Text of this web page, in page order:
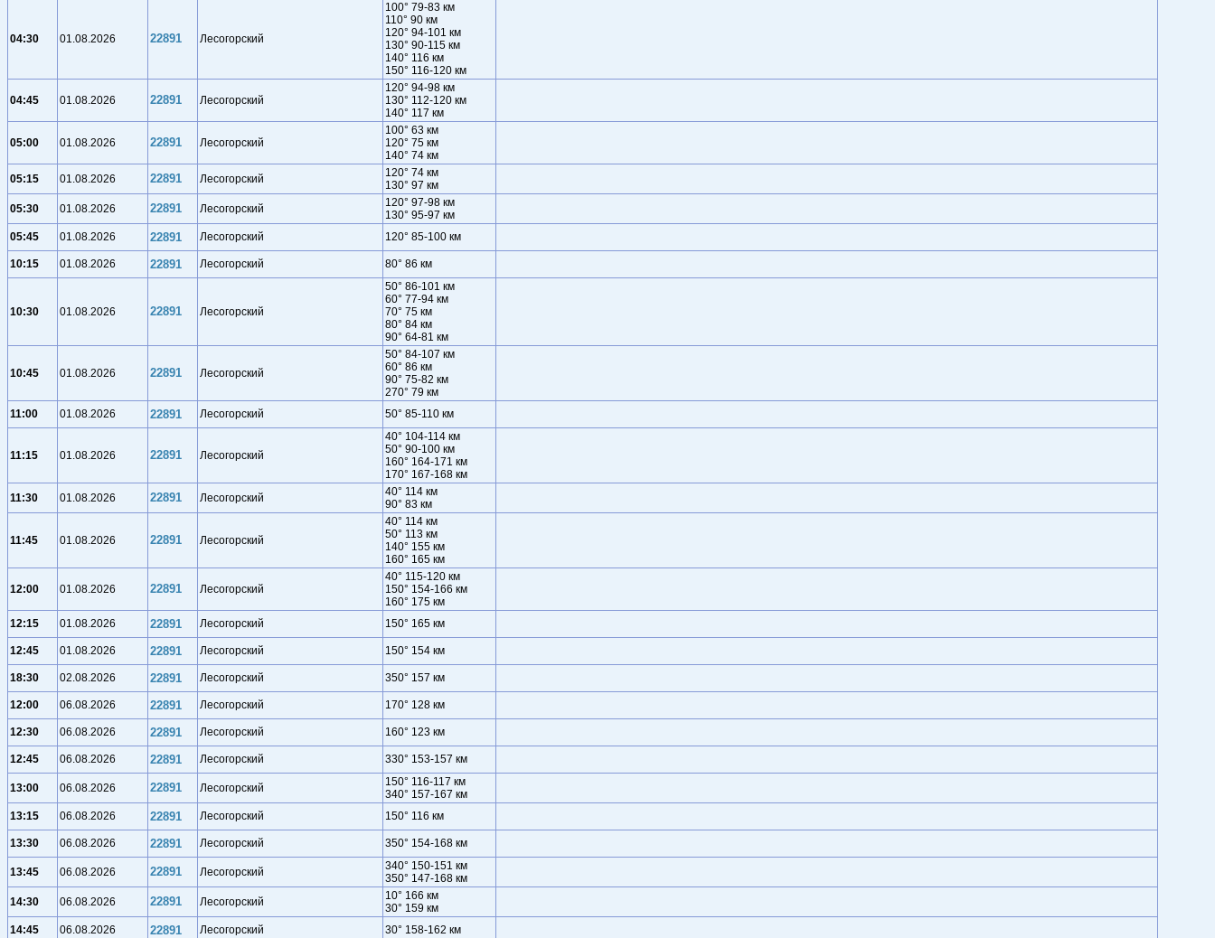
04:30 01.08.2026 22891 Лесогорский
100° 79-83 км
110° 90 км
120° 94-101 км
130° 90-115 км
140° 116 км
150° 116-120 км
04:45 01.08.2026 22891 Лесогорский
120° 94-98 км
130° 112-120 км
140° 117 км
05:00 01.08.2026 22891 Лесогорский
100° 63 км
120° 75 км
140° 74 км
05:15
01.08.2026 22891 Лесогорский
120° 74 км
130° 97 км
05:30
01.08.2026 22891 Лесогорский
120° 97-98 км
130° 95-97 км
05:45
01.08.2026 22891 Лесогорский 120° 85-100 км
10:15 01.08.2026 22891 Лесогорский 80° 86 км
10:30 01.08.2026 22891 Лесогорский
50° 86-101 км
60° 77-94 км
70° 75 км
80° 84 км
90° 64-81 км
10:45 01.08.2026 22891 Лесогорский
50° 84-107 км
60° 86 км
90° 75-82 км
270° 79 км
11:00
01.08.2026 22891 Лесогорский 50° 85-110 км
11:15 01.08.2026 22891 Лесогорский
40° 104-114 км
50° 90-100 км
160° 164-171 км
170° 167-168 км
11:30
01.08.2026 22891 Лесогорский
40° 114 км
90° 83 км
11:45 01.08.2026 22891 Лесогорский
40° 114 км
50° 113 км
140° 155 км
160° 165 км
12:00 01.08.2026 22891 Лесогорский
40° 115-120 км
150° 154-166 км
160° 175 км
12:15
01.08.2026 22891 Лесогорский 150° 165 км
12:45 01.08.2026 22891 Лесогорский 150° 154 км
18:30 02.08.2026 22891 Лесогорский 350° 157 км
12:00 06.08.2026 22891 Лесогорский 170° 128 км
12:30 06.08.2026 22891 Лесогорский 160° 123 км
12:45 06.08.2026 22891 Лесогорский 330° 153-157 км
13:00 06.08.2026 22891 Лесогорский
150° 116-117 км
340° 157-167 км
13:15
06.08.2026 22891 Лесогорский 150° 116 км
13:30 06.08.2026 22891 Лесогорский 350° 154-168 км
13:45 06.08.2026 22891 Лесогорский
340° 150-151 км
350° 147-168 км
14:30
06.08.2026 22891 Лесогорский
10° 166 км
30° 159 км
14:45
06.08.2026 22891 Лесогорский 30° 158-162 км